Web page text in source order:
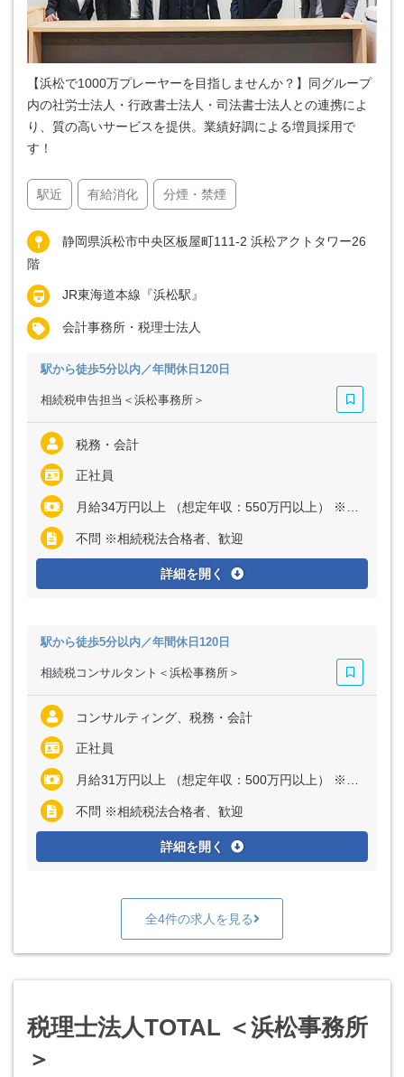
【浜松で1000万プレーヤーを目指しませんか？】同グループ
内の社労士法人・行政書士法人・司法書士法人との連携によ
り、質の高いサービスを提供。業績好調による増員採用で
す！
駅近 有給消化 分煙・禁煙
静岡県浜松市中央区板屋町111-2 浜松アクトタワー26
階
JR東海道本線『浜松駅』
会計事務所・税理士法人
駅から徒歩5分以内／年間休日120日
相続税申告担当＜浜松事務所＞
税務・会計
正社員
月給34万円以上 （想定年収：550万円以上） ※経験・能力など考慮の上、決定いたします ※上記に固定残業代（月40時間分＝8万600円以上）を含む ※超過分は別途全額支給
不問 ※相続税法合格者、歓迎
詳細を開く
駅から徒歩5分以内／年間休日120日
相続税コンサルタント＜浜松事務所＞
コンサルティング、税務・会計
正社員
月給31万円以上 （想定年収：500万円以上） ※経験・能力など考慮の上、決定いたします ※上記に固定残業代（月40時間分＝6万2500円以上）を含む ※超過分は別途全額支給
不問 ※相続税法合格者、歓迎
詳細を開く
全4件の求人を見る
税理士法人TOTAL ＜浜松事務所
＞